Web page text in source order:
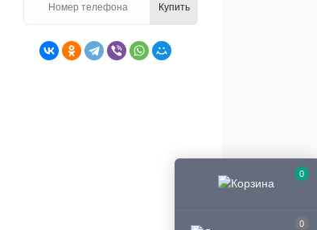
0
0
Купить